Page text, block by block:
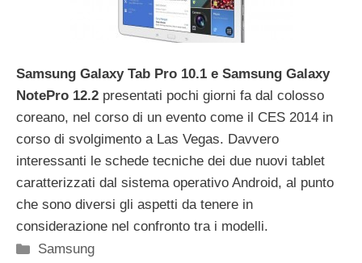
Samsung Galaxy Tab Pro 10.1 e Samsung Galaxy
NotePro 12.2 presentati pochi giorni fa dal colosso
coreano, nel corso di un evento come il CES 2014 in
corso di svolgimento a Las Vegas. Davvero
interessanti le schede tecniche dei due nuovi tablet
caratterizzati dal sistema operativo Android, al punto
che sono diversi gli aspetti da tenere in
considerazione nel confronto tra i modelli.
Categorie
Samsung